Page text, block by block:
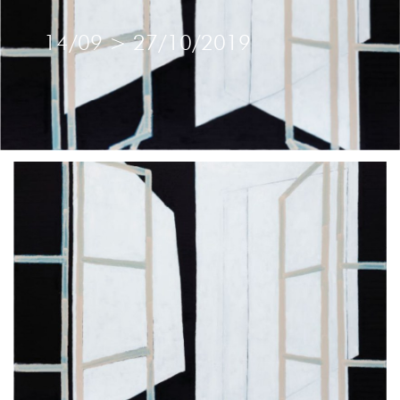
14/09>27/10/2019